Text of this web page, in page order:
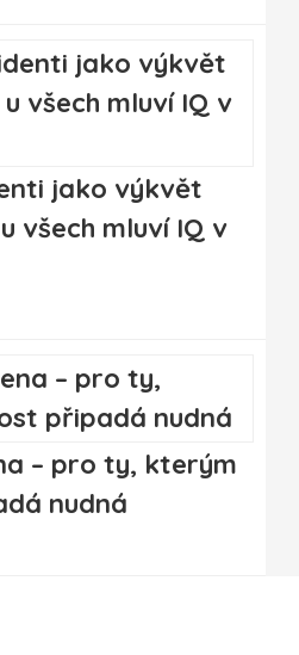
jako výkvět
všech mluví IQ v
– pro ty, kterým
nudná